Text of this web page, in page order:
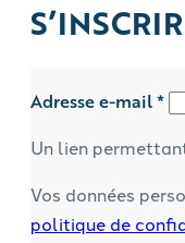
Adresse e-mail*
Un lien
Vos données
politique de